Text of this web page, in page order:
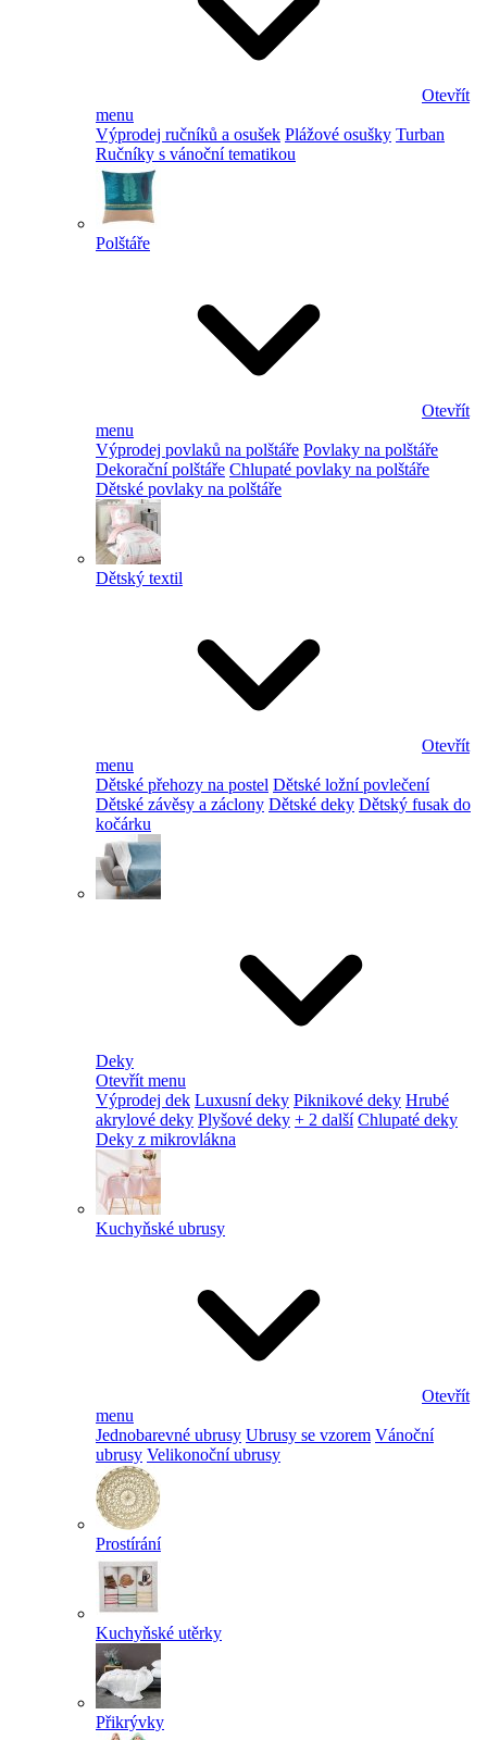
Otevřít
menu
Výprodej ručníků a osušek Plážové osušky Turban
Ručníky s vánoční tematikou
Polštáře
Otevřít
menu
Výprodej povlaků na polštáře Povlaky na polštáře
Dekorační polštáře Chlupaté povlaky na polštáře
Dětské povlaky na polštáře
Dětský textil
Otevřít
menu
Dětské přehozy na postel Dětské ložní povlečení
Dětské závěsy a záclony Dětské deky Dětský fusak do
kočárku
Deky
Otevřít menu
Výprodej dek Luxusní deky Piknikové deky Hrubé
akrylové deky Plyšové deky + 2 další Chlupaté deky
Deky z mikrovlákna
Kuchyňské ubrusy
Otevřít
menu
Jednobarevné ubrusy Ubrusy se vzorem Vánoční
ubrusy Velikonoční ubrusy
Prostírání
Kuchyňské utěrky
Přikrývky